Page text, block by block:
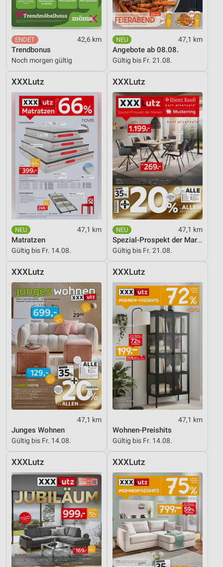
42,6 km
Trendbonus
Noch morgen gültig
47,1 km
Angebote ab 08.08.
Gültig bis Fr. 21.08.
XXXLutz
47,1 km
Matratzen
Gültig bis Fr. 14.08.
XXXLutz
47,1 km
Spezial-Prospekt der Marken
Gültig bis Fr. 21.08.
XXXLutz
47,1 km
Junges Wohnen
Gültig bis Fr. 14.08.
XXXLutz
47,1 km
Wohnen-Preishits
Gültig bis Fr. 14.08.
XXXLutz XXXLutz